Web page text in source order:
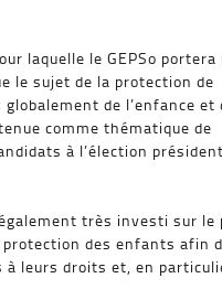
laquelle le GEPSo portera
le sujet de la protection de
globalement de l’enfance et
comme thématique de
à l’élection
très investi sur le
des enfants afin
à leurs droits et, en